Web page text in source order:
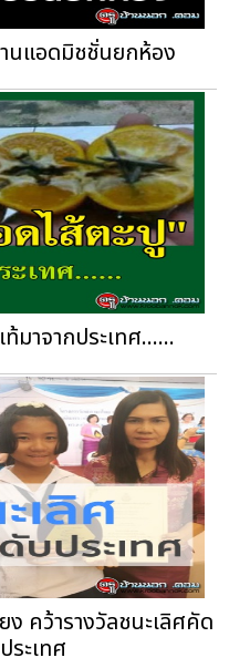
นแอดมิชชั่นยกห้อง
าจากประเทศ......
ง คว้ารางวัลชนะเลิศคัด
ระเทศ